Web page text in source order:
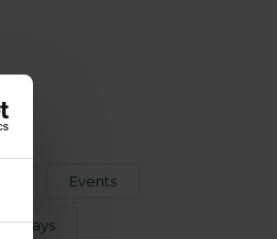
Events